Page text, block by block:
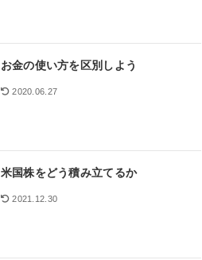
お金の使い方を区別しよう
2020.06.27
米国株をどう積み立てるか
2021.12.30